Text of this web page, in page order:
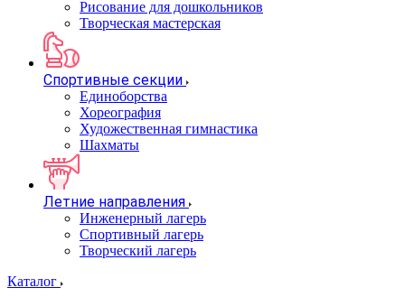
Рисование для дошкольников
Творческая мастерская
Спортивные секции
Единоборства
Хореография
Художественная гимнастика
Шахматы
Летние направления
Инженерный лагерь
Спортивный лагерь
Творческий лагерь
Каталог